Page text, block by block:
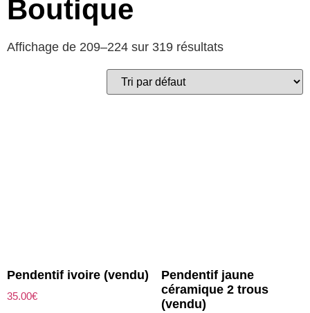
Boutique
Affichage de 209–224 sur 319 résultats
Pendentif ivoire (vendu)
35.00€
Pendentif jaune
céramique 2 trous
(vendu)